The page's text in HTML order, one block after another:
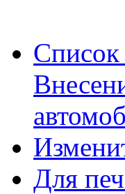
Для